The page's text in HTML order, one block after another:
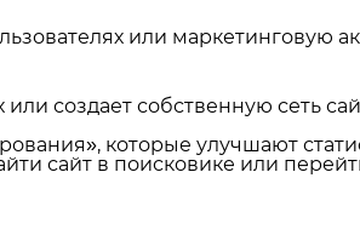
или маркетинговую
создает собственную сеть
которые улучшают
сайт в поисковике или